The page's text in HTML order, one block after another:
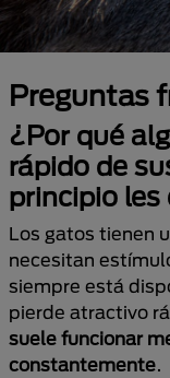
Preguntas
¿Por qué
rápido de
principio
Los gatos tienen
necesitan
siempre está
pierde atractivo
suele funcionar
constantemente.